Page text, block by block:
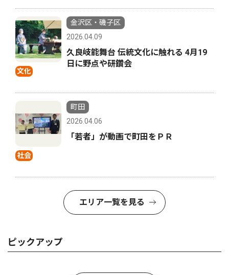
文化
金沢区・磯子区
2026.04.09
久良岐能舞台 伝統文化に触れる 4月19
日に野点や研鑽会
社会
町田
2026.04.06
「若者」が動画で町田をＰＲ
エリア一覧を見る
ピックアップ